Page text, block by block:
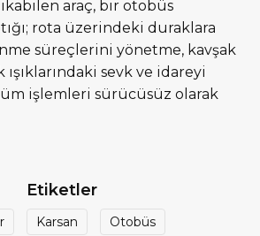
araç, bir otobüs
rota üzerindeki duraklara
süreçlerini yönetme, kavşak
sevk ve idareyi
işlemleri sürücüsüz olarak
Etiketler
Karsan Otobüs